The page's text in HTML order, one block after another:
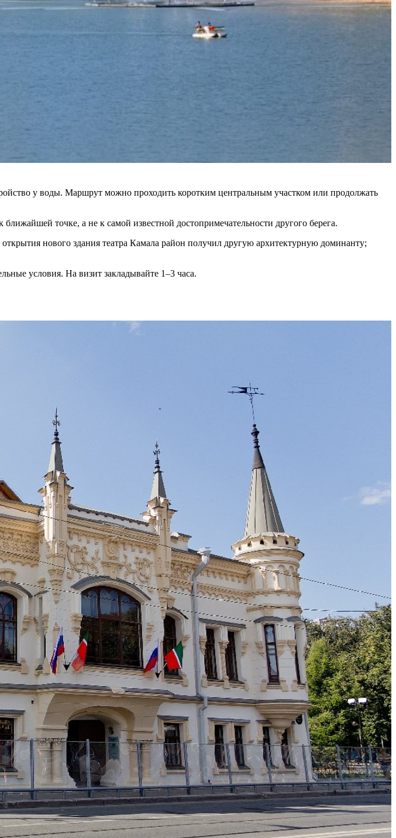
у воды. Маршрут можно проходить коротким центральным участком или продолжать
точке, а не к самой известной достопримечательности другого берега.
нового здания театра Камала район получил другую архитектурную доминанту;
условия. На визит закладывайте 1–3 часа.